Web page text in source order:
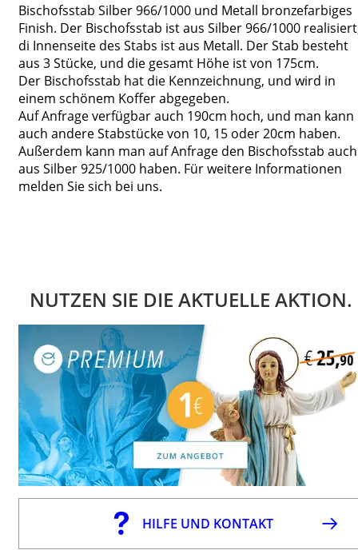
Bischofsstab Silber 966/1000 und Metall bronzefarbiges
Finish. Der Bischofsstab ist aus Silber 966/1000
di Innenseite des Stabs ist aus Metall. Der Stab besteht
aus 3 Stücke, und die gesamt Höhe ist von 175cm.
Der Bischofsstab hat die Kennzeichnung, und wird in
einem schönem Koffer abgegeben.
Auf Anfrage verfügbar auch 190cm hoch, und man kann
auch andere Stabstücke von 10, 15 oder 20cm haben.
Außerdem kann man auf Anfrage den Bischofsstab auch
aus Silber 925/1000 haben. Für weitere Informationen
melden Sie sich bei uns.
NUTZEN SIE DIE AKTUELLE AKTION.
HILFE UND KONTAKT